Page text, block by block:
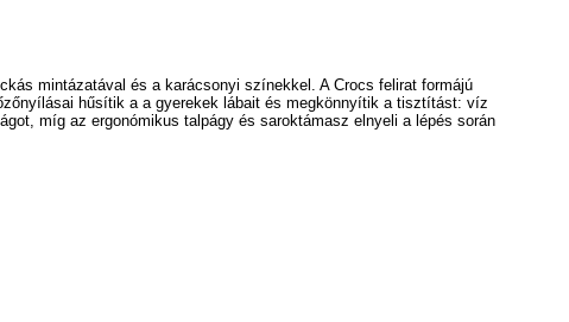
mintázatával és a karácsonyi színekkel. A Crocs felirat formájú
hűsítik a a gyerekek lábait és megkönnyítik a tisztítást: víz
míg az ergonómikus talpágy és saroktámasz elnyeli a lépés során